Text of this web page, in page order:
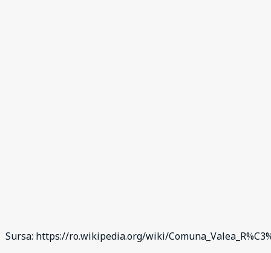
Sursa: https://ro.wikipedia.org/wiki/